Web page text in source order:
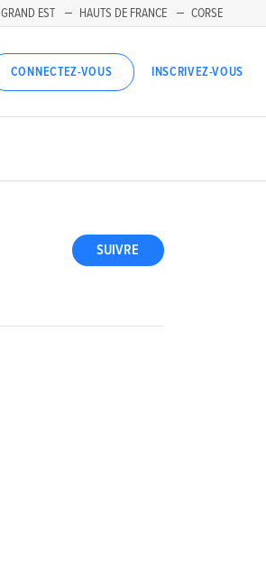
GRAND EST HAUTS DE FRANCE CORSE
CONNECTEZ-VOUS INSCRIVEZ-VOUS
SUIVRE